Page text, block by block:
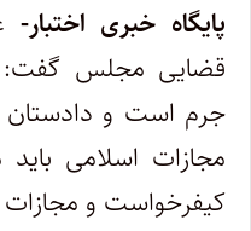
پایگاه خبری اختبار-
قضایی مجلس
جرم است و دادستان
مجازات اسلامی
کیفرخواست و مجازات